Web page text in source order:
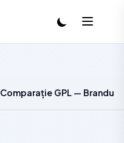
Comparație GPL —